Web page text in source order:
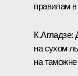
правилам
К.Агладзе:
на сухом
на таможне